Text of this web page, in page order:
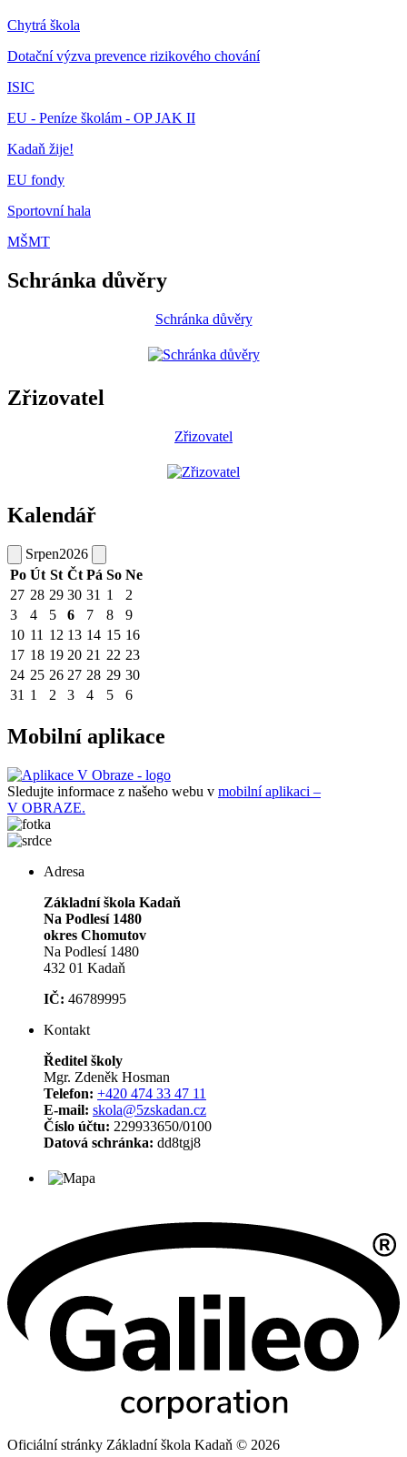
Chytrá škola
Dotační výzva prevence rizikového chování
ISIC
EU - Peníze školám - OP JAK II
Kadaň žije!
EU fondy
Sportovní hala
MŠMT
Schránka důvěry
Schránka důvěry
Zřizovatel
Zřizovatel
Kalendář
Srpen2026
Po Út St Čt Pá So Ne
27 28 29 30 31 1
2
3
4 5 6 7 8
9
10 11 12 13 14 15 16
17 18 19 20 21 22 23
24 25 26 27 28 29 30
31 1 2 3 4 5 6
Mobilní aplikace
Sledujte informace z našeho webu v mobilní aplikaci –
V OBRAZE.
Adresa
Základní škola Kadaň
Na Podlesí 1480
okres Chomutov
Na Podlesí 1480
432 01 Kadaň
IČ: 46789995
Kontakt
Ředitel školy
Mgr. Zdeněk Hosman
Telefon: +420 474 33 47 11
E-mail: skola@5zskadan.cz
Číslo účtu: 229933650/0100
Datová schránka: dd8tgj8
Oficiální stránky Základní škola Kadaň © 2026